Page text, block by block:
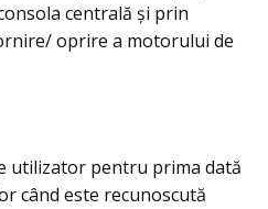
centrală și prin
oprire a motorului de
utilizator pentru prima dată
când este recunoscută